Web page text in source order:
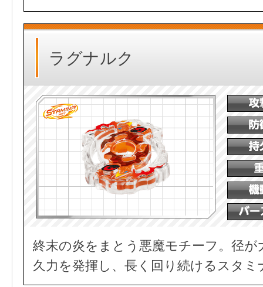
ラグナルク
終末の炎をまとう悪魔モチーフ。径
久力を発揮し、長く回り続けるスタミ